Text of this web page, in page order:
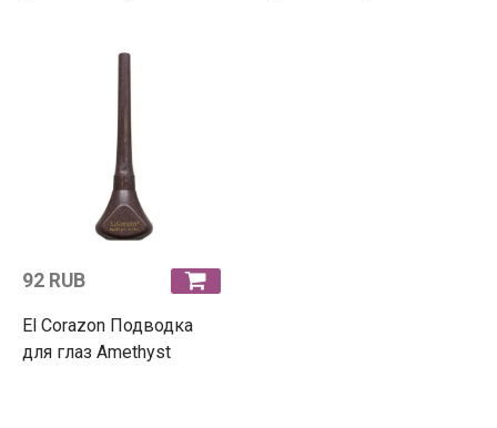
92 RUB
El Corazon Подводка
для глаз Amethyst